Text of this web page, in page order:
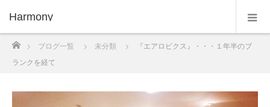
Harmony
ブログ一覧 未分類
『エアロビクス』・・・１年半のブ
ランクを経て